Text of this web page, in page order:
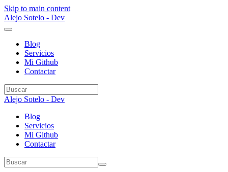
Skip to main content
Alejo Sotelo - Dev
Blog
Servicios
Mi Github
Contactar
Alejo Sotelo - Dev
Blog
Servicios
Mi Github
Contactar